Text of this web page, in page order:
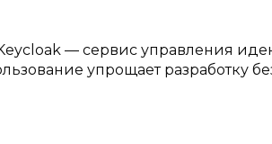
Kеyсloak — сервис управления
упрощает разработку